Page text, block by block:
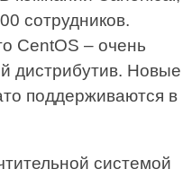
сотрудников.
CentOS – очень
дистрибутив. Новые
поддерживаются в
системой